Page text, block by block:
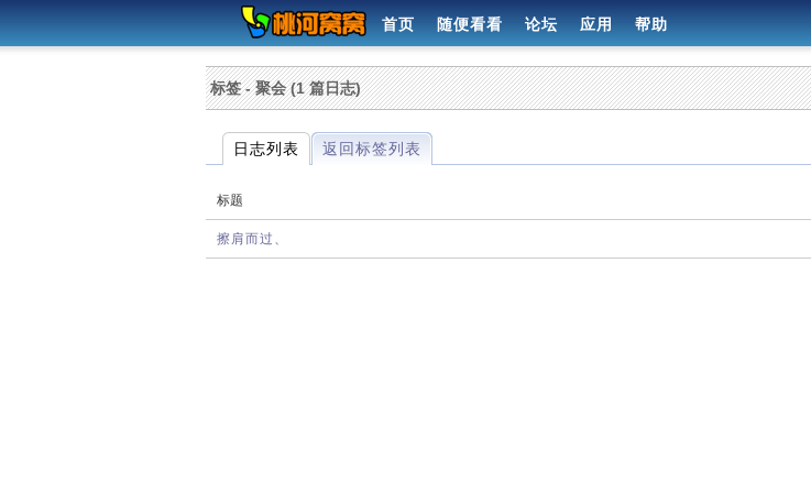
首页 随便看看 论坛 应用 帮助
标签 - 聚会 (1 篇日志)
日志列表 返回标签列表
标题
擦肩而过、